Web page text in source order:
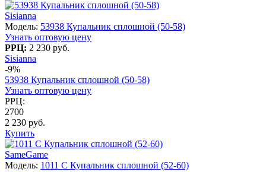
Sisianna
Модель: 53938 Купальник сплошной (50-58)
Узнать оптовую цену
РРЦ: 2 230 руб.
Sisianna
-9%
53938 Купальник сплошной (50-58)
Узнать оптовую цену
РРЦ:
2700
2 230 руб.
Купить
SameGame
Модель: 1011 С Купальник сплошной (52-60)